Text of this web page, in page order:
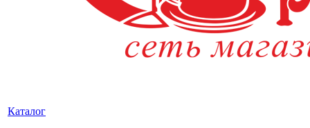
Каталог